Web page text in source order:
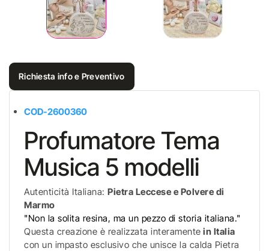
Richiesta info e Preventivo
COD-2600360
Profumatore Tema
Musica 5 modelli
Autenticità Italiana: Pietra Leccese e Polvere di
Marmo
"Non la solita resina, ma un pezzo di storia italiana."
Questa creazione è realizzata interamente in Italia
con un impasto esclusivo che unisce la calda Pietra